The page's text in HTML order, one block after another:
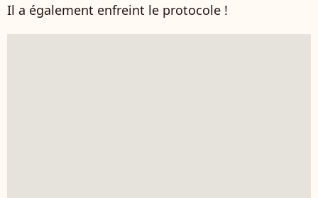
Il a également enfreint le protocole !